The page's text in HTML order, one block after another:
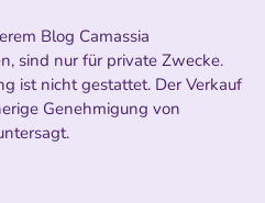
Blog Camassia
sind nur für private Zwecke.
ist nicht gestattet. Der Verkauf
Genehmigung von